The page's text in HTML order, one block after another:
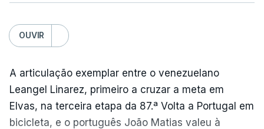
OUVIR
A articulação exemplar entre o venezuelano
Leangel Linarez, primeiro a cruzar a meta em
Elvas, na terceira etapa da 87.ª Volta a Portugal em
bicicleta, e o português João Matias valeu à